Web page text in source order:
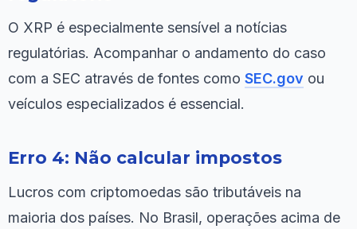
O XRP é especialmente sensível a notícias
regulatórias. Acompanhar o andamento do caso
com a SEC através de fontes como SEC.gov ou
veículos especializados é essencial.
Erro 4: Não calcular impostos
Lucros com criptomoedas são tributáveis na
maioria dos países. No Brasil, operações acima de